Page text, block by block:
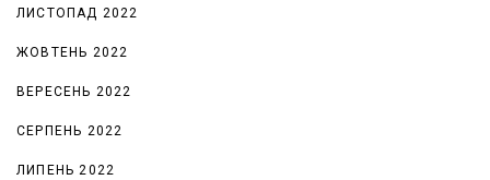
ЛИСТОПАД 2022
ЖОВТЕНЬ 2022
ВЕРЕСЕНЬ 2022
СЕРПЕНЬ 2022
ЛИПЕНЬ 2022